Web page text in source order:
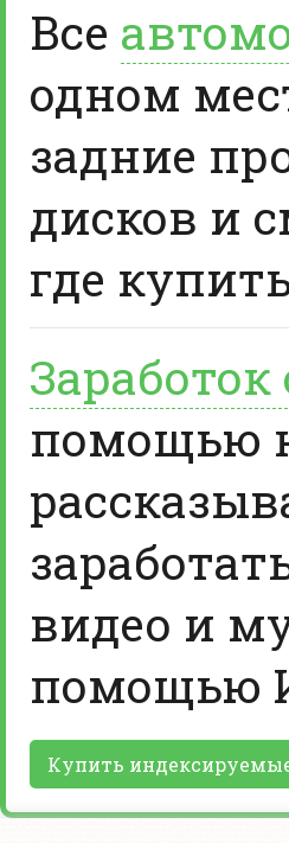
Все
одном
задние
дисков и
где
помощью
видео и
помощью
Купить